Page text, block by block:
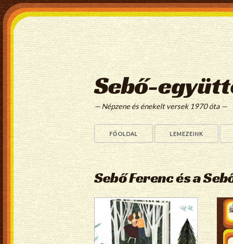
Sebő-
— Népzene és énekelt versek 1970 óta —
FŐOLDAL LEMEZEINK
Sebő Ferenc és a